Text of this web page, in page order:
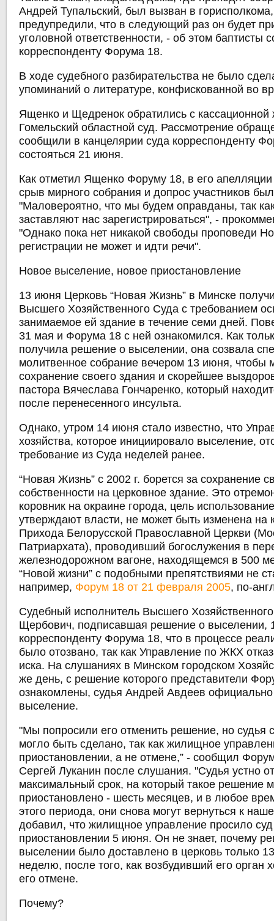
Андрей Тупальский, был вызван в горисполкома,
предупредили, что в следующий раз он будет
уголовной ответственности, - об этом баптисты
корреспонденту Форума 18.
В ходе судебного разбирательства не было
упоминаний о литературе, конфискованной во
Ященко и Щедренок обратились с кассационной
Гомельский областной суд. Рассмотрение
сообщили в канцелярии суда корреспонденту
состояться 21 июня.
Как отметил Ященко Форуму 18, в его апелляции
срыв мирного собрания и допрос участников
"Маловероятно, что мы будем оправданы, так
заставляют нас зарегистрироваться", -
"Однако пока нет никакой свободы проповеди
регистрации не может и идти речи".
Новое выселение, новое приостановление
13 июня Церковь “Новая Жизнь” в Минске
Высшего Хозяйственного Суда с требованием
занимаемое ей здание в течение семи дней.
31 мая и Форума 18 с ней ознакомился. Как
получила решение о выселении, она созвала
молитвенное собрание вечером 13 июня, чтобы
сохранение своего здания и скорейшее
пастора Вячеслава Гончаренко, который
после перенесенного инсульта.
Однако, утром 14 июня стало известно, что
хозяйства, которое инициировало выселение,
требование из Суда неделей ранее.
“Новая Жизнь” с 2002 г. борется за сохранение
собственности на церковное здание. Это
коровник на окраине города, цель
утверждают власти, не может быть изменена на
Прихода Белорусской Православной Церкви
Патриархата), проводивший богослужения в
железнодорожном вагоне, находящемся в 500
“Новой жизни” с подобными препятствиями не
например, Форум 18 от 21 февраля 2005, по-
Судебный исполнитель Высшего
Щербович, подписавшая решение о выселении,
корреспонденту Форума 18, что в процессе
было отозвано, так как Управление по ЖКХ
иска. На слушаниях в Минском городском
же день, с решение которого представители
ознакомлены, судья Андрей Авдеев
выселение.
"Мы попросили его отменить решение, но судья
могло быть сделано, так как жилищное
приостановлении, а не отмене,” - сообщил
Сергей Луканин после слушания. "Судья устно
максимальный срок, на который такое решение
приостановлено - шесть месяцев, и в любое
этого периода, они снова могут вернуться к
добавил, что жилищное управление просило
приостановлении 5 июня. Он не знает, почему
выселении было доставлено в церковь только
неделю, после того, как возбудивший его орган
его отмене.
Почему?